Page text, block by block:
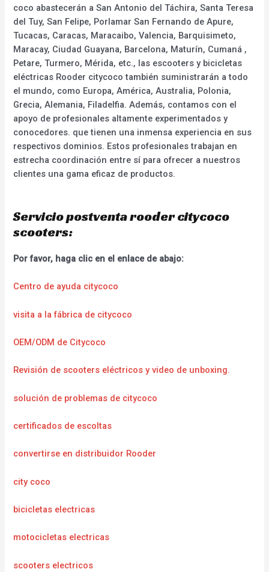
coco abastecerán a San Antonio del Táchira, Santa Teresa
del Tuy, San Felipe, Porlamar San Fernando de Apure,
Tucacas, Caracas, Maracaibo, Valencia, Barquisimeto,
Maracay, Ciudad Guayana, Barcelona, Maturín, Cumaná ,
Petare, Turmero, Mérida, etc., las escooters y bicicletas
eléctricas Rooder citycoco también suministrarán a todo
el mundo, como Europa, América, Australia, Polonia,
Grecia, Alemania, Filadelfia. Además, contamos con el
apoyo de profesionales altamente experimentados y
conocedores. que tienen una inmensa experiencia en sus
respectivos dominios. Estos profesionales trabajan en
estrecha coordinación entre sí para ofrecer a nuestros
clientes una gama eficaz de productos.
Servicio postventa rooder citycoco
scooters:
Por favor, haga clic en el enlace de abajo:
Centro de ayuda citycoco
visita a la fábrica de citycoco
OEM/ODM de Citycoco
Revisión de scooters eléctricos y video de unboxing.
solución de problemas de citycoco
certificados de escoltas
convertirse en distribuidor Rooder
city coco
bicicletas electricas
motocicletas electricas
scooters electricos